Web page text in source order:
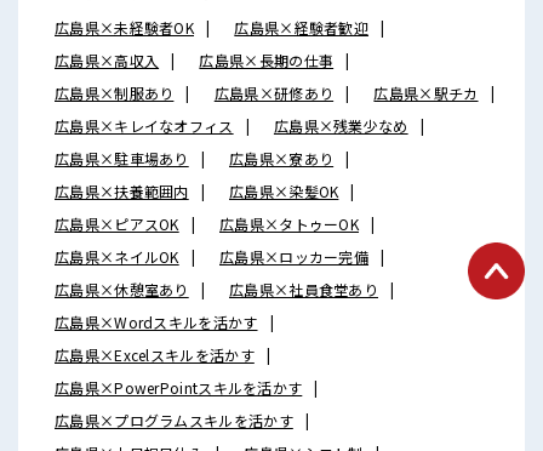
広島県×未経験者OK
広島県×経験者歓迎
広島県×高収入
広島県×長期の仕事
広島県×制服あり
広島県×研修あり
広島県×駅チカ
広島県×キレイなオフィス
広島県×残業少なめ
広島県×駐車場あり
広島県×寮あり
広島県×扶養範囲内
広島県×染髪OK
広島県×ピアスOK
広島県×タトゥーOK
広島県×ネイルOK
広島県×ロッカー完備
広島県×休憩室あり
広島県×社員食堂あり
広島県×Wordスキルを活かす
広島県×Excelスキルを活かす
広島県×PowerPointスキルを活かす
広島県×プログラムスキルを活かす